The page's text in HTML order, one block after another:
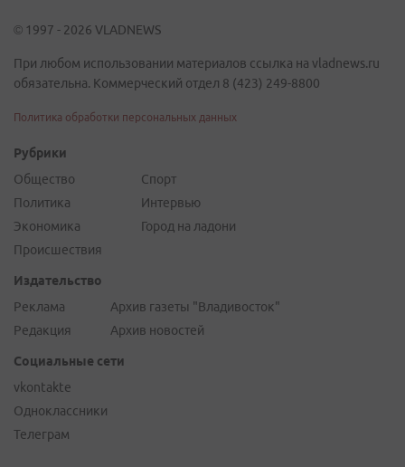
© 1997 - 2026 VLADNEWS
При любом использовании материалов ссылка на vladnews.ru
обязательна. Коммерческий отдел 8 (423) 249-8800
Политика обработки персональных данных
Рубрики
Общество
Политика
Экономика
Происшествия
Спорт
Интервью
Город на ладони
Издательство
Реклама
Редакция
Архив газеты "Владивосток"
Архив новостей
Социальные сети
vkontakte
Одноклассники
Телеграм